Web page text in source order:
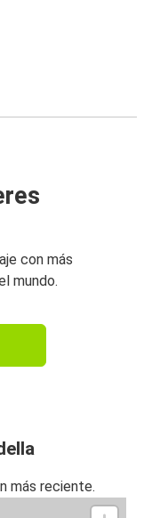
con más
mundo.
más reciente.